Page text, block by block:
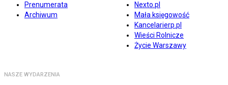
Prenumerata
Archiwum
Nexto.pl
Mała księgowość
Kancelarierp.pl
Wieści Rolnicze
Życie Warszawy
NASZE WYDARZENIA